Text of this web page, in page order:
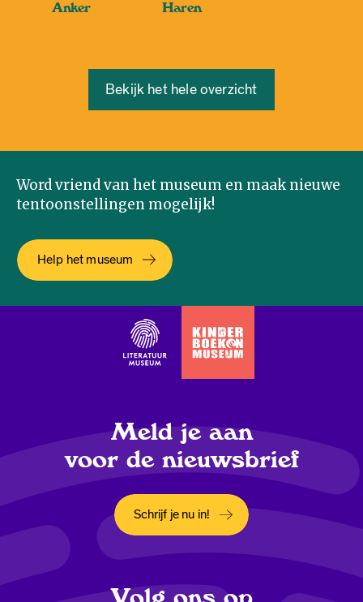
Anker
Haren
Bekijk het hele overzicht
Word vriend van het museum en maak nieuwe
tentoonstellingen mogelijk!
Help het museum
Meld je aan
voor de nieuwsbrief
Opent in een nieuw tabblad
Schrijf je nu in!